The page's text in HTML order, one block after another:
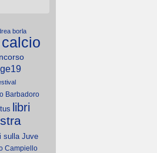
borla
calcio
Barbadoro
libri
sulla Juve
Campiello